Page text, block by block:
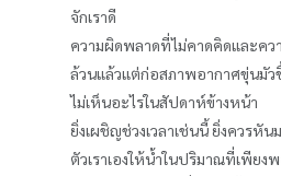
จักเราดี
ความผิดพลาดที่ไม่คาดคิดและคว
ล้วนแล้วแต่ก่อสภาพอากาศขุ่นมัว
ไม่เห็นอะไรในสัปดาห์ข้างหน้า
ยิ่งเผชิญช่วงเวลาเช่นนี้ ยิ่งควรหัน
ตัวเราเองให้น้ำในปริมาณที่เพีย